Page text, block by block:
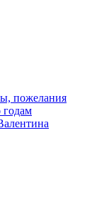
пожелания